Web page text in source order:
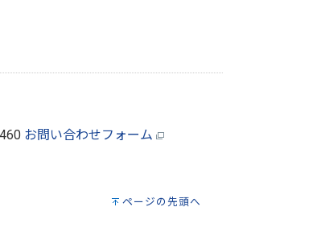
お問い合わせフォーム
ページの先頭へ